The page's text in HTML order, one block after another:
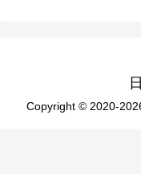
Copyright © 2020-